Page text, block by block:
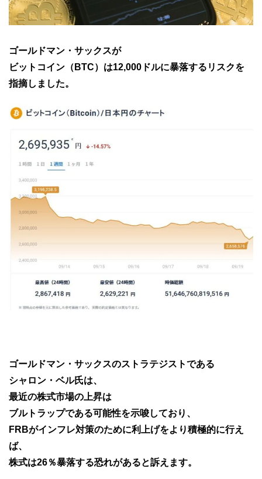
ゴールドマン・サックスが
ビットコイン（BTC）は12,000ドルに暴落するリスクを
指摘しました。
ゴールドマン・サックスのストラテジストである
シャロン・ベル氏は、
最近の株式市場の上昇は
ブルトラップである可能性を示唆しており、
FRBがインフレ対策のために利上げをより積極的に行え
ば、
株式は26％暴落する恐れがあると訴えます。